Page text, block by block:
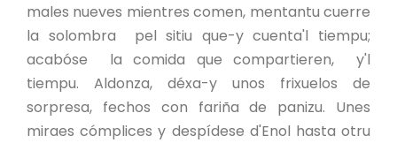
males nueves mientres comen, mentantu cuerre
la solombra pel sitiu que-y cuenta'l tiempu;
acabóse la comida que compartieren, y'l
tiempu. Aldonza, déxa-y unos frixuelos de
sorpresa, fechos con fariña de panizu. Unes
miraes cómplices y despídese d'Enol hasta otru